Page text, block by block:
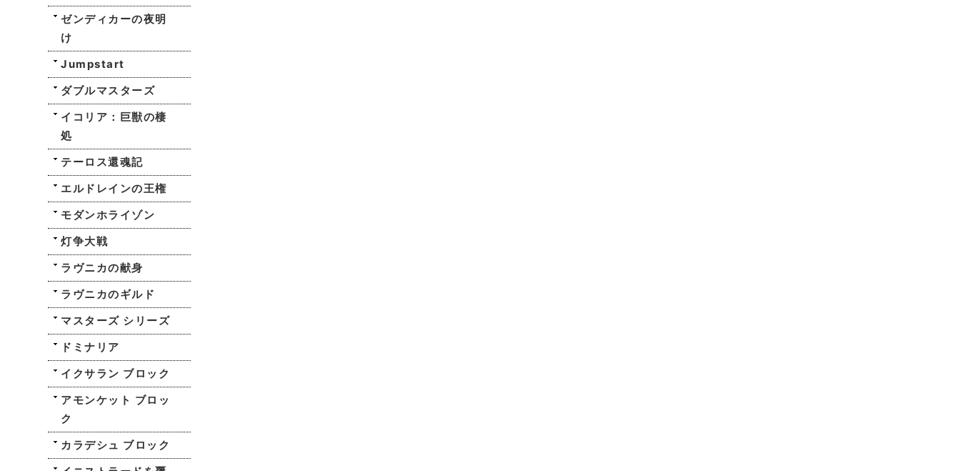
ゼンディカーの夜明
け
Jumpstart
ダブルマスターズ
イコリア：巨獣の棲
処
テーロス還魂記
エルドレインの王権
モダンホライゾン
灯争大戦
ラヴニカの献身
ラヴニカのギルド
マスターズ シリーズ
ドミナリア
イクサラン ブロック
アモンケット ブロッ
ク
カラデシュ ブロック